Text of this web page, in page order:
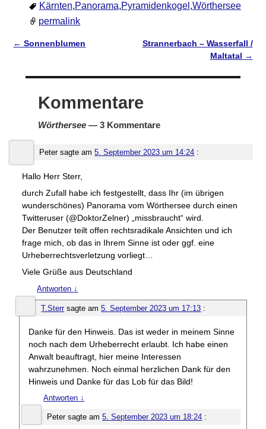
Kärnten,Panorama,Pyramidenkogel ,Wörthersee
permalink
← Sonnenblumen
Strannerbach – Wasserfall /
Maltatal →
Kommentare
Wörthersee — 3 Kommentare
Petersagte am5. September 2023 um 14:24 :
Hallo Herr Sterr,
durch Zufall habe ich festgestellt, dass Ihr (im übrigen
wunderschönes) Panorama vom Wörthersee durch einen
Twitteruser (@DoktorZelner) „missbraucht“ wird.
Der Benutzer teilt offen rechtsradikale Ansichten und ich
frage mich, ob das in Ihrem Sinne ist oder ggf. eine
Urheberrechtsverletzung vorliegt…
Viele Grüße aus Deutschland
Antworten ↓
T.Sterrsagte am5. September 2023 um 17:13 :
Danke für den Hinweis. Das ist weder in meinem Sinne
noch nach dem Urheberrecht erlaubt. Ich habe einen
Anwalt beauftragt, hier meine Interessen
wahrzunehmen. Noch einmal herzlichen Dank für den
Hinweis und Danke für das Lob für das Bild!
Antworten ↓
Petersagte am5. September 2023 um 18:24 :